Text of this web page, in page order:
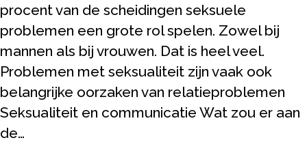
procent van de scheidingen seksuele
problemen een grote rol spelen. Zowel bij
mannen als bij vrouwen. Dat is heel veel.
Problemen met seksualiteit zijn vaak ook
belangrijke oorzaken van relatieproblemen
Seksualiteit en communicatie Wat zou er aan
de…